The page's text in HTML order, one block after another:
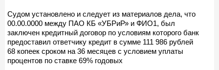
Судом установлено и следует из материалов дела, что
00.00.0000 между ПАО КБ «УБРиР» и ФИО1, был
заключен кредитный договор по условиям которого банк
предоставил ответчику кредит в сумме 111 986 рублей
68 копеек сроком на 36 месяцев с условием уплаты
процентов по ставке 69% годовых